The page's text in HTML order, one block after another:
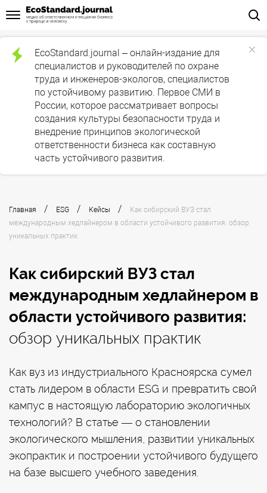
EcoStandard.journal – онлайн-издание для
специалистов и руководителей по охране
труда и инженеров-экологов, специалистов
по устойчивому развитию. Первое СМИ в
России, которое рассматривает вопросы
создания культуры безопасности труда и
внедрение принципов экологической
ответственности бизнеса как составную
часть устойчивого развития.
Главная / ESG / Кейсы /
Как сибирский ВУЗ стал
международным хедлайнером в области устойчивого развития: обзор
уникальных практик
Как сибирский ВУЗ стал
международным хедлайнером в
области устойчивого развития:
обзор уникальных практик
Как вуз из индустриального Красноярска сумел
стать лидером в области ESG и превратить свой
кампус в настоящую лабораторию экологичных
технологий? В статье — о становлении
экологического мышления, развитии уникальных
экопрактик и построении устойчивого будущего
на базе высшего учебного заведения.